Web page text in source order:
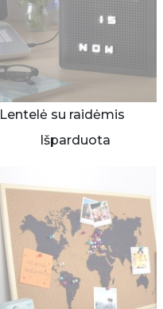
Lentelė su raidėmis
Išparduota